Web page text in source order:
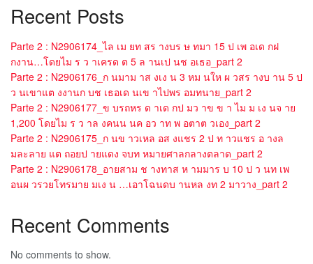
Recent Posts
Parte 2 : N2906174_ไล เม ยท สร างบร ษ ทมา 15 ป เพ อเด กฝ
กงาน…โดยไม ร ว าเครด ต 5 ล านเป นช อเธอ_part 2
Parte 2 : N2906176_ก นมาม าส งเง น 3 หม นให ผ วสร างบ าน 5 ป
ว นเขาแต งงานก บช เธอเด นเข าไปพร อมทนาย_part 2
Parte 2 : N2906177_ข บรถหร ด าเด กป มว าข ข า ไม ม เง นจ าย
1,200 โดยไม ร ว าล งคนน นค อว าท พ อตาต วเอง_part 2
Parte 2 : N2906175_ก นข าวเหล อส งแชร 2 ป ท าวแชร อ างล
มละลาย แต ถอยป ายแดง จบท หมายศาลกลางตลาด_part 2
Parte 2 : N2906178_อายสาม ช างทาส ห ามมาร บ 10 ป ว นท เพ
อนผ วรวยโทรมาย มเง น …เอาโฉนดบ านหล งท 2 มาวาง_part 2
Recent Comments
No comments to show.